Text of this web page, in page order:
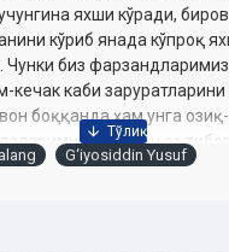
яхши кўради,
кўриб янада кўпроқ
биз
кечак каби
боққанда ҳам унга
бўлган
G‘iyosiddin Yusuf